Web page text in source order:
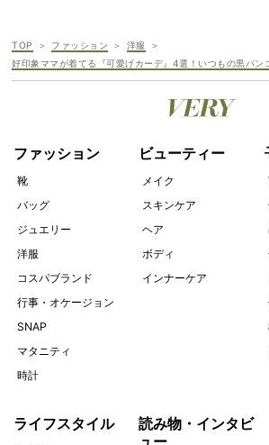
TOP ファッション
洋服
好印象ママが着てる『可愛げカーデ』4選！いつもの黒パン
ファッション
靴
バッグ
ジュエリー
洋服
コスパブランド
行事・オケージョン
SNAP
マタニティ
時計
ビューティー
メイク
スキンケア
ヘア
ボディ
インナーケア
ライフスタイル
読み物・インタビ